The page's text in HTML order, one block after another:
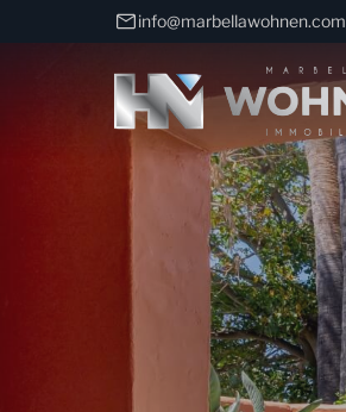
info@marbellawohnen.com